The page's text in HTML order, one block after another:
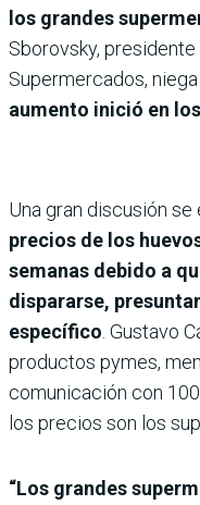
los grandes
Sborovsky, presidente
Supermercados,
aumento inició en
Una gran discusión
precios de los
semanas debido a
dispararse,
específico . Gustavo
productos pymes,
comunicación con
los precios son los
“Los grandes